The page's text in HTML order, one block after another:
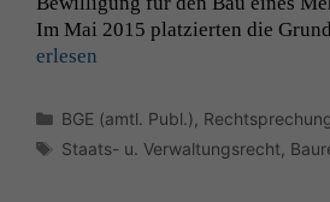
Im Mai 2015 platzierten die
er­lesen
Kategorien
BGE (amtl. Publ.),
Schlagwörter
Staats- u. Verwaltungsrecht,